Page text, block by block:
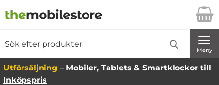
Startsidan för Danira Telecom AB
Meny
Utförsäljning – Mobiler, Tablets & Smartklockor till
Inköpspris